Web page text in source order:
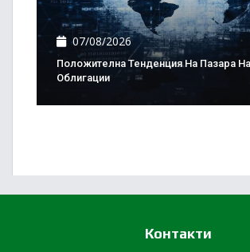
07/08/2026
Положителна Тенденция На Пазара На
Облигации
Контакти